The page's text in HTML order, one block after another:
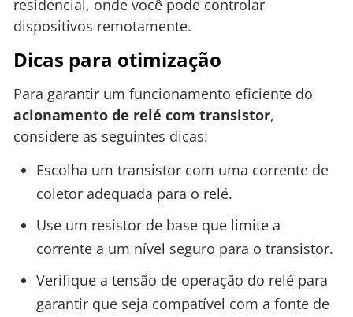
residencial, onde você pode controlar
dispositivos remotamente.
Dicas para otimização
Para garantir um funcionamento eficiente do
acionamento de relé com transistor,
considere as seguintes dicas:
Escolha um transistor com uma corrente de
coletor adequada para o relé.
Use um resistor de base que limite a
corrente a um nível seguro para o transistor.
Verifique a tensão de operação do relé para
garantir que seja compatível com a fonte de